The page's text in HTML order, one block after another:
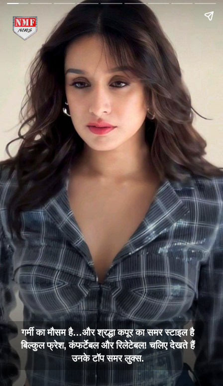
गर्मी का मौसम है…और श्रद्धा कपूर का समर स्टाइल है
बिल्कुल फ्रेश, कंफर्टेबल और रिलेटेबल! चलिए देखते हैं
उनके टॉप समर लुक्स.